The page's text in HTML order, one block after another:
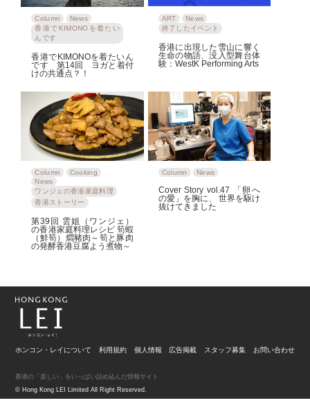
Column
News
香港でKIMONOを着たい
んです
香港でKIMONOを着たいん
です 第14回 ヨガと着付
けの共通点？！
ART
News
終了したイベント
香港に出現した雪山に響く
生命の物語、没入型舞台体
験：WestK Performing Arts
Column
Cooking
News
ワンジェの香港家庭料理
香港ストーリー
第39回 雲姐（ワンジェ）
の香港家庭料理レシピ 筍蝦
（鮮筍）燜豬肉～筍と豚肉
の発酵香港豆腐よう煮物～
Column News
Cover Story vol.47 「卵へ
の愛」を胸に、 世界を駆け
抜けてきました
ホンコン・レイについて 利用規約 個人情報 広告掲載 スタッフ募集 お問い合わせ
© Hong Kong LEI Limited All Right Reserved.
香港の「楽しい」をいっぱい詰め込んだ情報サイト